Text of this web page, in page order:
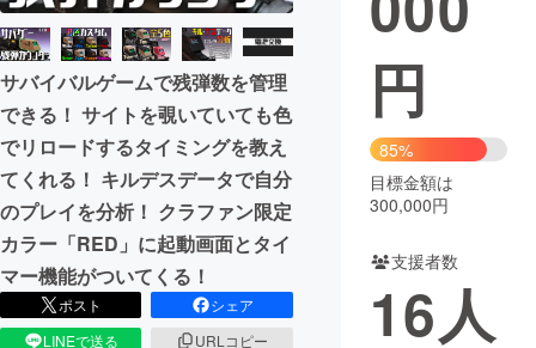
ビジネス・起業
まちづくり・地域活性化
CAMPFIRE for Social Good CAMPFIRE Creation
CAMPFIREふるさと納税machi-ya コミュニティ
サバイバルゲームで残弾数を管理
できる！ サイトを覗いていても色
でリロードするタイミングを教え
てくれる！ キルデスデータで自分
のプレイを分析！ クラファン限定
カラー「RED」に起動画面とタイ
マー機能がついてくる！
ポスト
シェア
LINEで送る
URLコピー
円
85%
目標金額は
300,000円
支援者数
16人